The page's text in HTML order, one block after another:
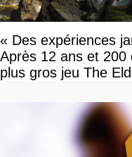
« Des expériences
Après 12 ans et 200
plus gros jeu The